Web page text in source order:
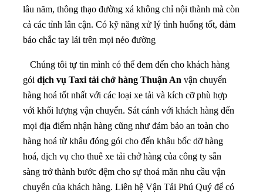
lâu năm, thông thạo đường xá không chỉ nội thành mà còn
cả các tỉnh lân cận. Có kỹ năng xử lý tình huống tốt, đảm
bảo chắc tay lái trên mọi nẻo đường
Chúng tôi tự tin mình có thể đem đến cho khách hàng
gói dịch vụ Taxi tải chở hàng Thuận An vận chuyển
hàng hoá tốt nhất với các loại xe tải và kích cỡ phù hợp
với khối lượng vận chuyển. Sát cánh với khách hàng đến
mọi địa điểm nhận hàng cũng như đảm bảo an toàn cho
hàng hoá từ khâu đóng gói cho đến khâu bốc dỡ hàng
hoá, dịch vụ cho thuê xe tải chở hàng của công ty sẵn
sàng trở thành bước đệm cho sự thoả mãn nhu cầu vận
chuyển của khách hàng. Liên hệ Vận Tải Phú Quý để có